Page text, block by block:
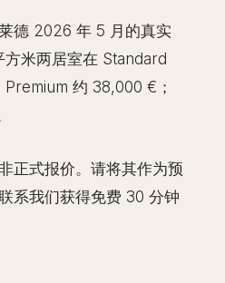
德 2026 年 5 月的真实
米两居室在 Standard
约 38,000 €；
正式报价。请将其作为预
系我们获得免费 30 分钟